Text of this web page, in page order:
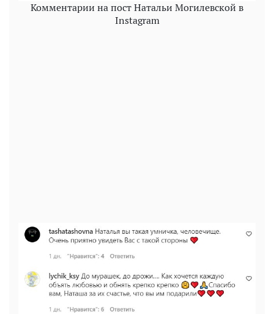
Комментарии на пост Натальи Могилевской в
Instagram